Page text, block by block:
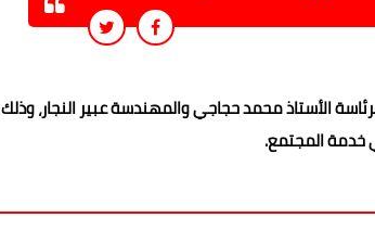
الأستاذ محمد حجاجي والمهندسة عبير النجار، وذلك
خدمة المجتمع.